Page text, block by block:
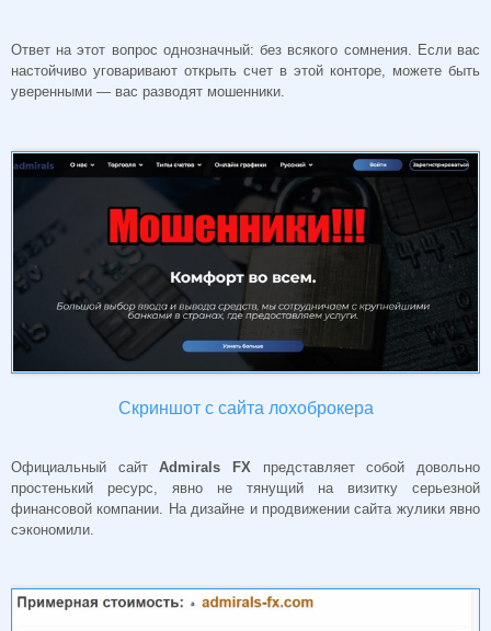
Ответ на этот вопрос однозначный: без всякого сомнения. Если вас
настойчиво уговаривают открыть счет в этой конторе, можете быть
уверенными — вас разводят мошенники.
Скриншот с сайта лохоброкера
Официальный сайтAdmirals FX представляет собой довольно
простенький ресурс, явно не тянущий на визитку серьезной
финансовой компании. На дизайне и продвижении сайта жулики явно
сэкономили.